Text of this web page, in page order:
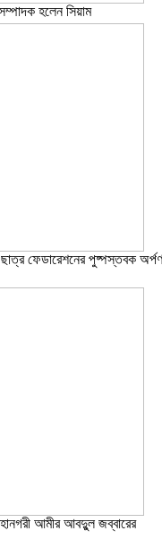
হলেন সিয়াম
ছাত্র ফেডারেশনের পুষ্পস্তবক অর্পণ
আমীর আবদুুল জব্বারের